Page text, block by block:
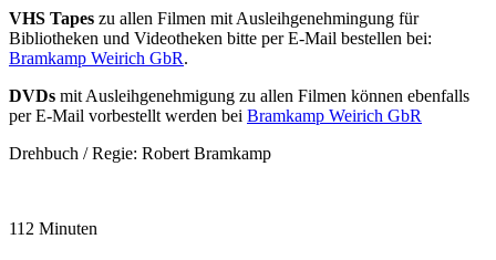
VHS Tapes zu allen Filmen mit Ausleihgenehmingung für
Bibliotheken und Videotheken bitte per E-Mail bestellen bei:
Bramkamp Weirich GbR.
DVDs mit Ausleihgenehmigung zu allen Filmen können ebenfalls
per E-Mail vorbestellt werden bei Bramkamp Weirich GbR
Drehbuch / Regie: Robert Bramkamp
112 Minuten